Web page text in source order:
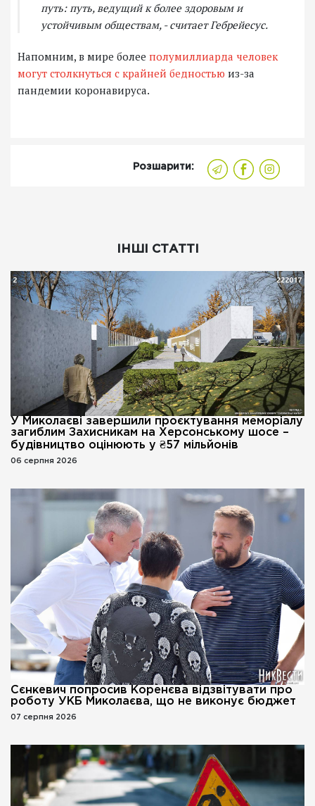
путь: путь, ведущий к более здоровым и
устойчивым обществам, - считает Гебрейесус.
Напомним, в мире более полумиллиарда человек
могут столкнуться с крайней бедностью из-за
пандемии коронавируса.
Розшарити:
ІНШІ СТАТТІ
У Миколаєві завершили проєктування меморіалу
загиблим Захисникам на Херсонському шосе –
будівництво оцінюють у ₴57 мільйонів
06 серпня 2026
Сєнкевич попросив Коренєва відзвітувати про
роботу УКБ Миколаєва, що не виконує бюджет
07 серпня 2026